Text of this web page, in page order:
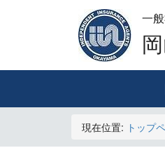
一
現在位置: トップ